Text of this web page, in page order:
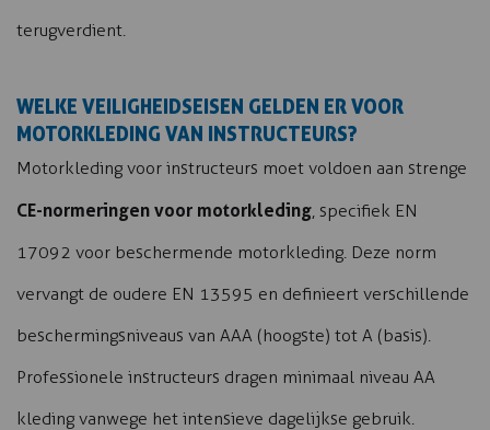
terugverdient.
WELKE VEILIGHEIDSEISEN GELDEN ER VOOR
MOTORKLEDING VAN INSTRUCTEURS?
Motorkleding voor instructeurs moet voldoen aan strenge
CE-normeringen voor motorkleding, specifiek EN
17092 voor beschermende motorkleding. Deze norm
vervangt de oudere EN 13595 en definieert verschillende
beschermingsniveaus van AAA (hoogste) tot A (basis).
Professionele instructeurs dragen minimaal niveau AA
kleding vanwege het intensieve dagelijkse gebruik.